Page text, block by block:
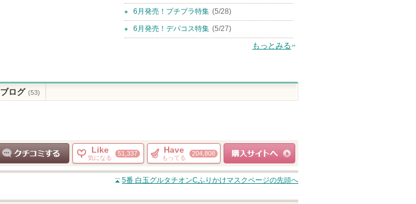
6月発売！プチプラ特集 (5/28)
6月発売！デパコス特集 (5/27)
もっとみる
ブログ (53)
クチコミする
Like
気になる
51,337 Have
もってる
204,808
ショッピングサイト
へ
5番 白玉グルタチオンCふりかけマスクページの先頭へ